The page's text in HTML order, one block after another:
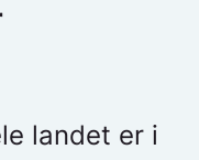
landet er i